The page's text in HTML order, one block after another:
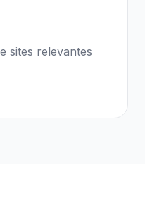
sites relevantes